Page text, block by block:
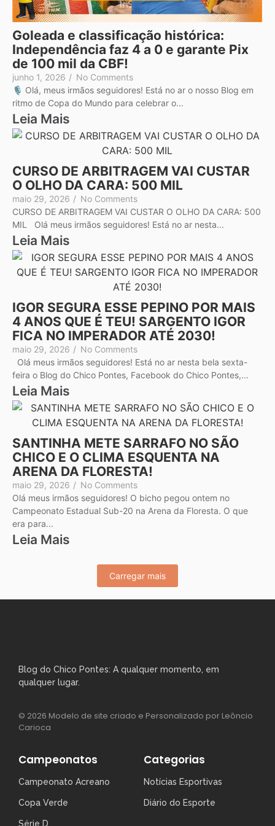
Goleada e classificação histórica:
Independência faz 4 a 0 e garante Pix
de 100 mil da CBF!
junho 1, 2026 / No Comments
🎙️ Olá, meus irmãos seguidores! Está no ar o nosso Blog em
ritmo de Copa do Mundo para celebrar o...
Leia Mais
CURSO DE ARBITRAGEM VAI CUSTAR
O OLHO DA CARA: 500 MIL
maio 29, 2026 / No Comments
CURSO DE ARBITRAGEM VAI CUSTAR O OLHO DA CARA: 500
MIL Olá meus irmãos seguidores! Está no ar nesta...
Leia Mais
IGOR SEGURA ESSE PEPINO POR MAIS
4 ANOS QUE É TEU! SARGENTO IGOR
FICA NO IMPERADOR ATÉ 2030!
maio 29, 2026 / No Comments
Olá meus irmãos seguidores! Está no ar nesta bela sexta-
feira o Blog do Chico Pontes, Facebook do Chico Pontes,...
Leia Mais
SANTINHA METE SARRAFO NO SÃO
CHICO E O CLIMA ESQUENTA NA
ARENA DA FLORESTA!
maio 29, 2026 / No Comments
Olá meus irmãos seguidores! O bicho pegou ontem no
Campeonato Estadual Sub-20 na Arena da Floresta. O que
era para...
Leia Mais
Carregar mais
Blog do Chico Pontes: A qualquer momento, em
qualquer lugar.
© 2026 Modelo de site criado e Personalizado por Leôncio
Carioca
Campeonatos
Campeonato Acreano
Copa Verde
Série D
Categorias
Notícias Esportivas
Diário do Esporte